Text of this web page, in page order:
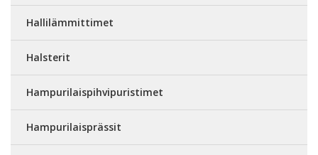
Hallilämmittimet
Halsterit
Hampurilaispihvipuristimet
Hampurilaisprässit